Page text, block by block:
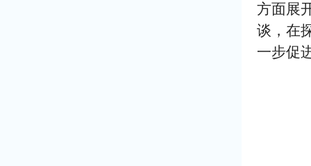
方面展
谈，在
一步促